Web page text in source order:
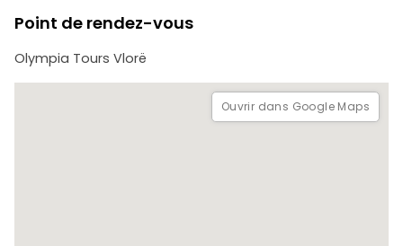
dans la ville de Vlore.
Point de rendez-vous
Olympia Tours Vlorë
Ouvrir dans Google Maps